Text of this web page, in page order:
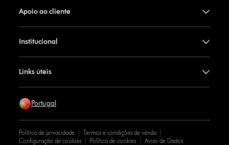
Apoio ao cliente
Institucional
Links úteis
Portugal
Política de privacidade
Termos e condições de venda
Configuração de cookies
Política de cookies Aviso de Dados